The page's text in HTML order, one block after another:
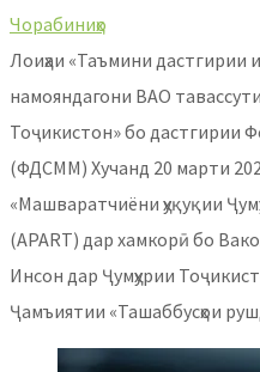
Чорабиниҳо
Лоиҳаи «Таъмини дастгирии
намояндагони ВАО тавассути
Тоҷикистон» бо
(ФДСММ) Хучанд 20 марти
«Машваратчиёни ҳуқуқии
(APART) дар хамкорӣ бо
Инсон дар Ҷумҳурии
Ҷамъиятии «Ташаббусҳои